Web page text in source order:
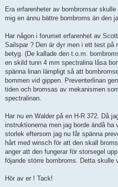
l
g
Era erfarenheter av bombromsar
mig en ännu bättre bombroms än den
Har någon i forumet erfarenhet av
Sailspar ? Den är dyr men i ett test på
betyg. (De kallade den t.o.m.
en skild tunn 4 mm spectralina låsa
spänna linan lämpligt så att
bommen vid gippen. Preventerlinan
tiden och bromsas av mekanismen
spectralinan.
Har nu en Walder på en H-R 372. Då
instruktionerna men jag borde ändå ha
storlek eftersom jag nu får spänna
hårt med winsch för att den skall
anger att den fungerar för storsegel
föjande större bombroms. Detta skulle
Hör av er ! Tack!